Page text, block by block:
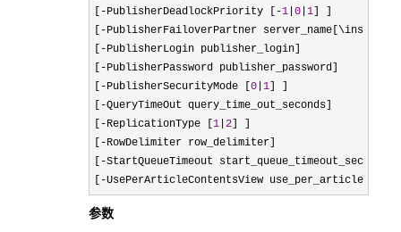
[ -PublisherDeadlockPriority [-1 0 1] ]
[ -PublisherFailoverPartner
[ -PublisherLogin publisher_login]
[ -PublisherPassword publisher_password]
[ -PublisherSecurityMode [0 1] ]
[ -QueryTimeOut query_time_out_seconds]
[ -ReplicationType [1 2] ]
[ -RowDelimiter row_delimiter]
[ -StartQueueTimeout
[ -UsePerArticleContentsView
参数